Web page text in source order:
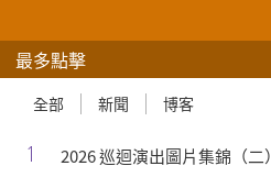
最多點擊
全部 新聞 博客
1 2026 巡迴演出圖片集錦（二）